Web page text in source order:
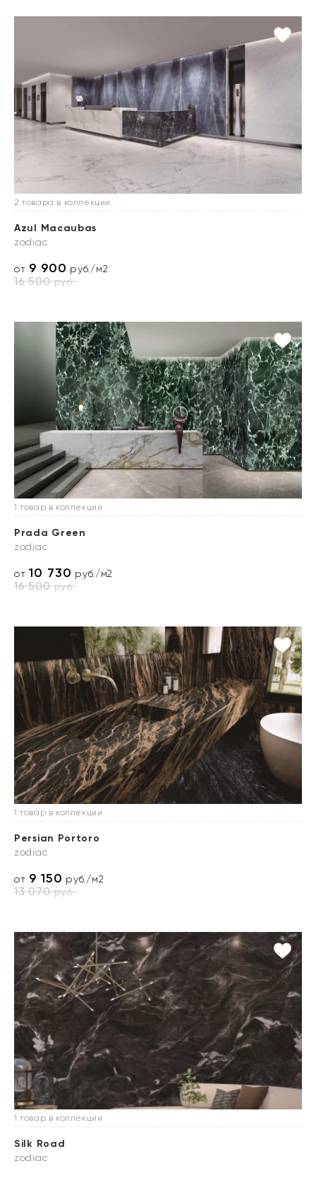
2 товара в коллекции
Azul Macaubas
zodiac
от 9 900 руб./м2
16 500руб.
1 товар в коллекции
Prada Green
zodiac
от10 730 руб./м2
16 500руб.
1 товар в коллекции
Persian Portoro
zodiac
от 9 150 руб./м2
13 070руб.
1 товар в коллекции
Silk Road
zodiac